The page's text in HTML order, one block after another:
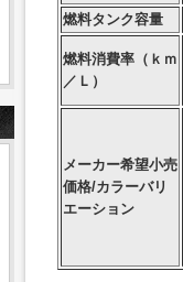
燃料タンク容量
燃料消費率（ｋｍ
／Ｌ）
メーカー希望小売
価格/カラーバリ
エーション